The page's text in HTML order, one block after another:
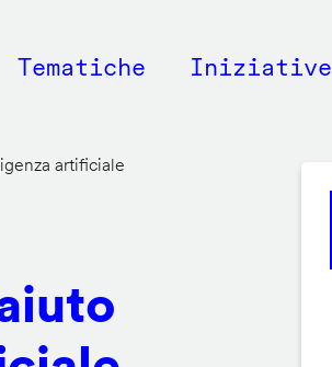
Main
Tematiche Iniziative
artificiale